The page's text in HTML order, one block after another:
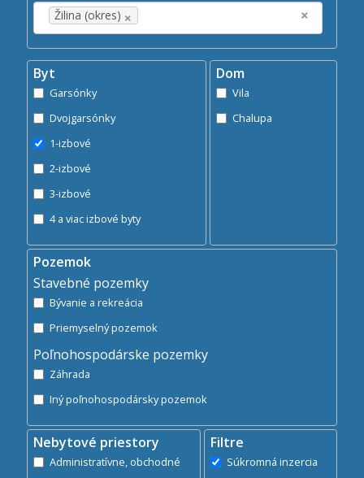
×
×
Žilina (okres)
Byt
Garsónky
Dvojgarsónky
1-izbové
2-izbové
3-izbové
4 a viac izbové byty
Dom
Vila
Chalupa
Pozemok
Stavebné pozemky
Bývanie a rekreácia
Priemyselný pozemok
Poľnohospodárske pozemky
Záhrada
Iný poľnohospodársky pozemok
Nebytové priestory
Administratívne, obchodné
Filtre
Súkromná inzercia